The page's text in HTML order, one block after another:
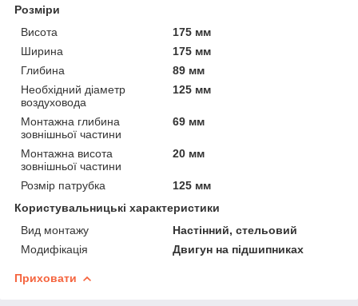
Розміри
Висота
175 мм
Ширина
175 мм
Глибина
89 мм
Необхідний діаметр
воздуховода
125 мм
Монтажна глибина
зовнішньої частини
69 мм
Монтажна висота
зовнішньої частини
20 мм
Розмір патрубка
125 мм
Користувальницькі характеристики
Вид монтажу
Настінний, стельовий
Модифікація
Двигун на підшипниках
Приховати